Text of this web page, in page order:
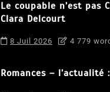
Le coupable n’est pas
Clara Delcourt
8 Juil 2026 4 779
Romances – l’actualité